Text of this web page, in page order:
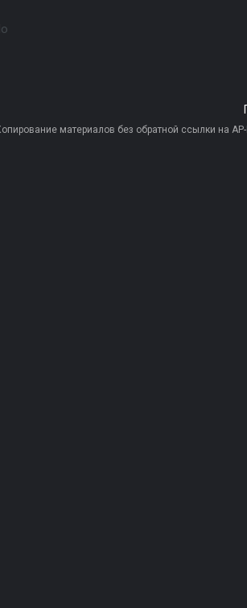
материалов без обратной ссылки на